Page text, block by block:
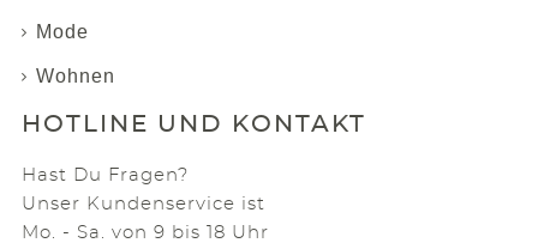
Mode
Wohnen
HOTLINE UND KONTAKT
Hast Du Fragen?
Unser Kundenservice ist
Mo. - Sa. von 9 bis 18 Uhr